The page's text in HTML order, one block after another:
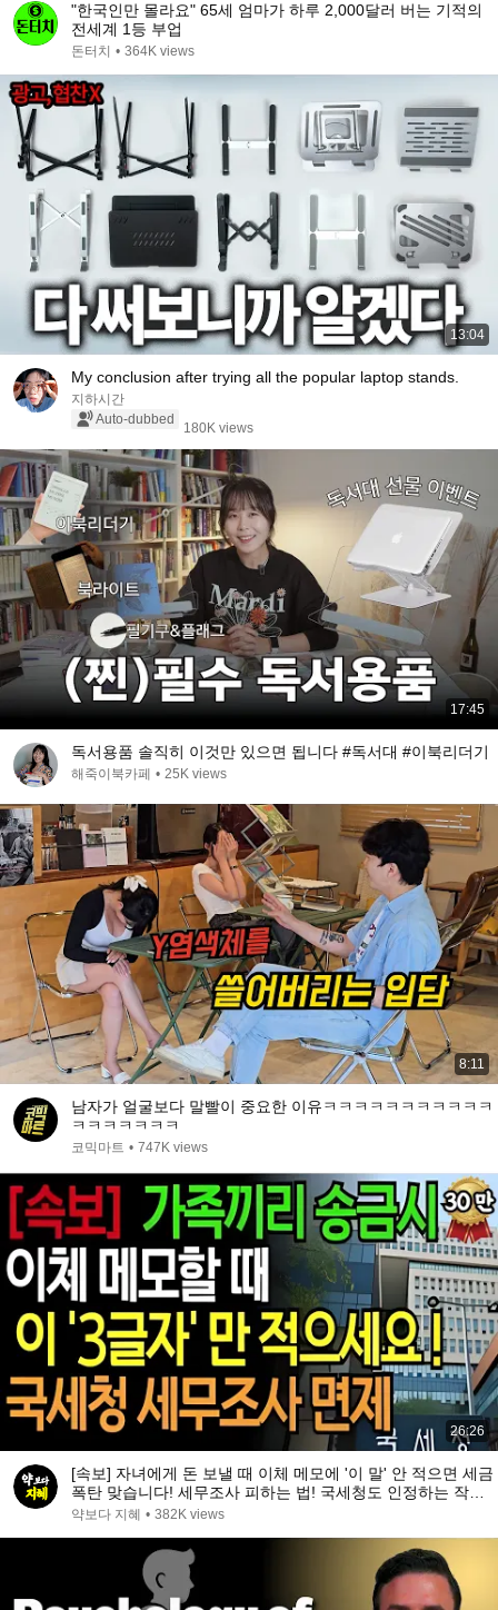
"한국인만 몰라요" 65세 엄마가 하루 2,000달러 버는 기적의
전세계 1등 부업
돈터치 • 364K views
13:04
My conclusion after trying all the popular laptop stands.
지하시간
Auto-dubbed
180K views
17:45
독서용품 솔직히 이것만 있으면 됩니다 #독서대 #이북리더기
해죽이북카페 • 25K views
8:11
남자가 얼굴보다 말빨이 중요한 이유ㅋㅋㅋㅋㅋㅋㅋㅋㅋㅋㅋ
ㅋㅋㅋㅋㅋㅋㅋ
코믹마트 • 747K views
26:26
[속보] 자녀에게 돈 보낼 때 이체 메모에 '이 말' 안 적으면 세금
폭탄 맞습니다! 세무조사 피하는 법! 국세청도 인정하는 작성
법 공개 | 인생지혜 | 행복노후 | 오디오북
약보다 지혜 • 382K views